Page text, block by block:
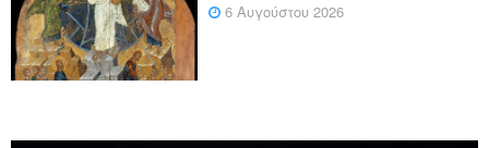
6 Αυγούστου 2026